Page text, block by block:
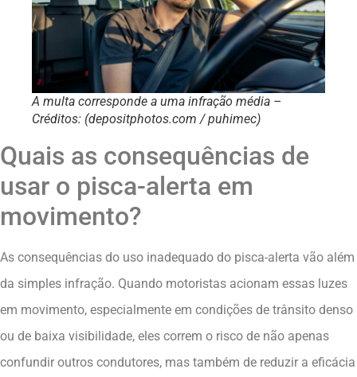
A multa corresponde a uma infração média –
Créditos: (depositphotos.com / puhimec)
Quais as consequências de
usar o pisca-alerta em
movimento?
As consequências do uso inadequado do pisca-alerta vão além
da simples infração. Quando motoristas acionam essas luzes
em movimento, especialmente em condições de trânsito denso
ou de baixa visibilidade, eles correm o risco de não apenas
confundir outros condutores, mas também de reduzir a eficácia